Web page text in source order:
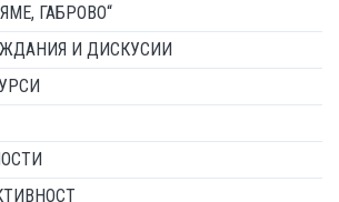
ГАБРОВО“
И ДИСКУСИИ